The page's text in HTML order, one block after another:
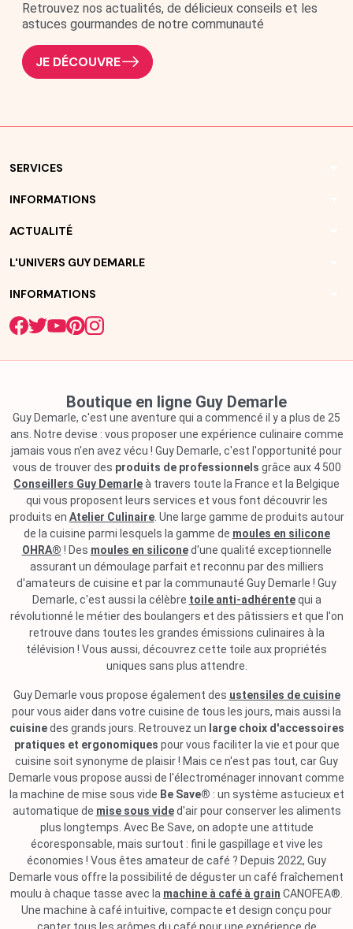
Retrouvez nos actualités, de délicieux conseils et les
astuces gourmandes de notre communauté
JE DÉCOUVRE
SERVICES
INFORMATIONS
ACTUALITÉ
L'UNIVERS GUY DEMARLE
INFORMATIONS
Boutique en ligne Guy Demarle
Guy Demarle, c'est une aventure qui a commencé il y a plus de 25
ans. Notre devise : vous proposer une expérience culinaire comme
jamais vous n'en avez vécu ! Guy Demarle, c'est l'opportunité pour
vous de trouver des produits de professionnels grâce aux 4 500
Conseillers Guy Demarleà travers toute la France et la Belgique
qui vous proposent leurs services et vous font découvrir les
produits en Atelier Culinaire. Une large gamme de produits autour
de la cuisine parmi lesquels la gamme de moules en silicone
OHRA® ! Des moules en siliconed'une qualité exceptionnelle
assurant un démoulage parfait et reconnu par des milliers
d'amateurs de cuisine et par la communauté Guy Demarle ! Guy
Demarle, c'est aussi la célèbre toile anti-adhérentequi a
révolutionné le métier des boulangers et des pâtissiers et que l'on
retrouve dans toutes les grandes émissions culinaires à la
télévision ! Vous aussi, découvrez cette toile aux propriétés
uniques sans plus attendre.
Guy Demarle vous propose également des ustensiles de cuisine
pour vous aider dans votre cuisine de tous les jours, mais aussi la
cuisinedes grands jours. Retrouvez un large choix d'accessoires
pratiques et ergonomiques pour vous faciliter la vie et pour que
cuisine soit synonyme de plaisir ! Mais ce n'est pas tout, car Guy
Demarle vous propose aussi de l'électroménager innovant comme
la machine de mise sous vide Be Save® : un système astucieux et
automatique de mise sous vided'air pour conserver les aliments
plus longtemps. Avec Be Save, on adopte une attitude
écoresponsable, mais surtout : fini le gaspillage et vive les
économies ! Vous êtes amateur de café ? Depuis 2022, Guy
Demarle vous offre la possibilité de déguster un café fraîchement
moulu à chaque tasse avec la machine à café à grain CANOFEA®.
Une machine à café intuitive, compacte et design conçu pour